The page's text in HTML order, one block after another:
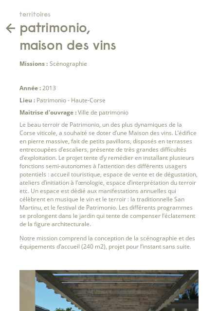
territoires
patrimonio,
maison des vins
Missions : Scénographie
Année :2013
Lieu : Patrimonio - Haute-Corse
Maitrise d'ouvrage :Ville de patrimonio
Le beau terroir de Patrimonio, un des plus dynamiques de la
Corse viticole, a souhaité se doter d’une Maison des vins. L’édifice
en pierre massive, fait de petits pavillons, disposés en terrasses
entrecoupées d’escaliers, présente de très grandes difficultés
d’exploitation. Le projet tente d’y remédier en installant plusieurs
fonctions semi-autonomes à l’attention des différents usagers
potentiels : accueil touristique, espace de vente et de dégustation,
ateliers d’initiation à l’œnologie, espace d’interprétation du terroir
etc. Un espace est dédié aux manifestations annuelles qui
célèbrent en musique le vin et le terroir : la traditionnelle San
Martinu, et le festival de Patrimonio. Les différents programmes
se prolongent dans le jardin qui tente de compenser l’éclatement
de la figure architecturale.
Notre mission comprend la conception de la scénographie et des
équipements d’accueil (240 m2), projet pour l’instant sans suite.